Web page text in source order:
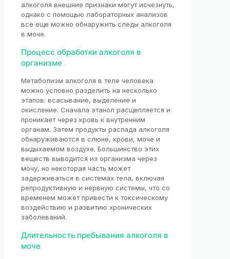
алкоголя внешние признаки могут исчезнуть,
однако с помощью лабораторных анализов
все еще можно обнаружить следы алкоголя
в моче.
Процесс обработки алкоголя в
организме
Метаболизм алкоголя в теле человека
можно условно разделить на несколько
этапов: всасывание, выделение и
окисление. Сначала этанол расщепляется и
проникает через кровь к внутренним
органам. Затем продукты распада алкоголя
обнаруживаются в слюне, крови, моче и
выдыхаемом воздухе. Большинство этих
веществ выводится из организма через
мочу, но некоторая часть может
задерживаться в системах тела, включая
репродуктивную и нервную системы, что со
временем может привести к токсическому
воздействию и развитию хронических
заболеваний.
Длительность пребывания алкоголя в
моче